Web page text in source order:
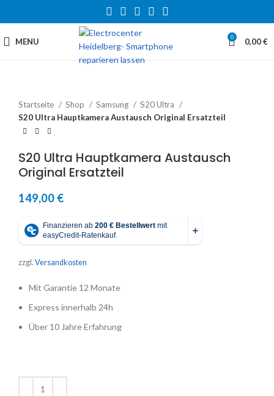
MENU 0 0,00€
Startseite Shop Samsung
S20 Ultra
S20 Ultra Hauptkamera Austausch Original Ersatzteil
S20 Ultra Hauptkamera Austausch
Original Ersatzteil
149,00 €
zzgl. Versandkosten
Mit Garantie 12 Monate
Express innerhalb 24h
Über 10 Jahre Erfahrung